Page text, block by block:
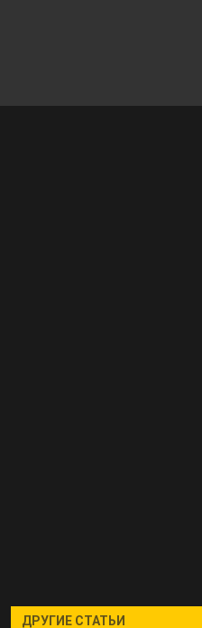
ДРУГИЕ СТАТЬИ